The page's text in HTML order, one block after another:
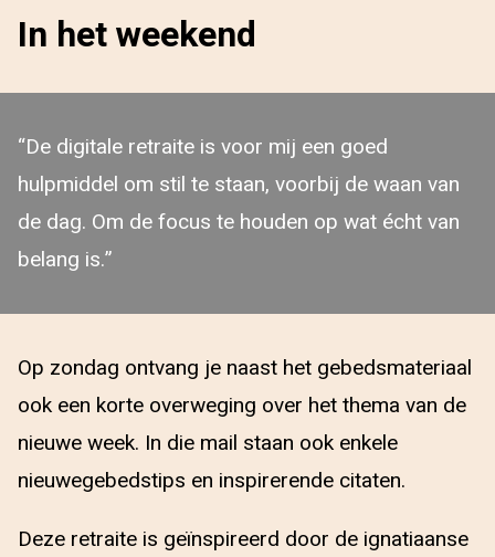
In het weekend
“De digitale retraite is voor mij een goed
hulpmiddel om stil te staan, voorbij de waan van
de dag. Om de focus te houden op wat écht van
belang is.”
Op zondag ontvang je naast het gebedsmateriaal
ook een korte overweging over het thema van de
nieuwe week. In die mail staan ook enkele
nieuwegebedstips en inspirerende citaten.
Deze retraite is geïnspireerd door de ignatiaanse